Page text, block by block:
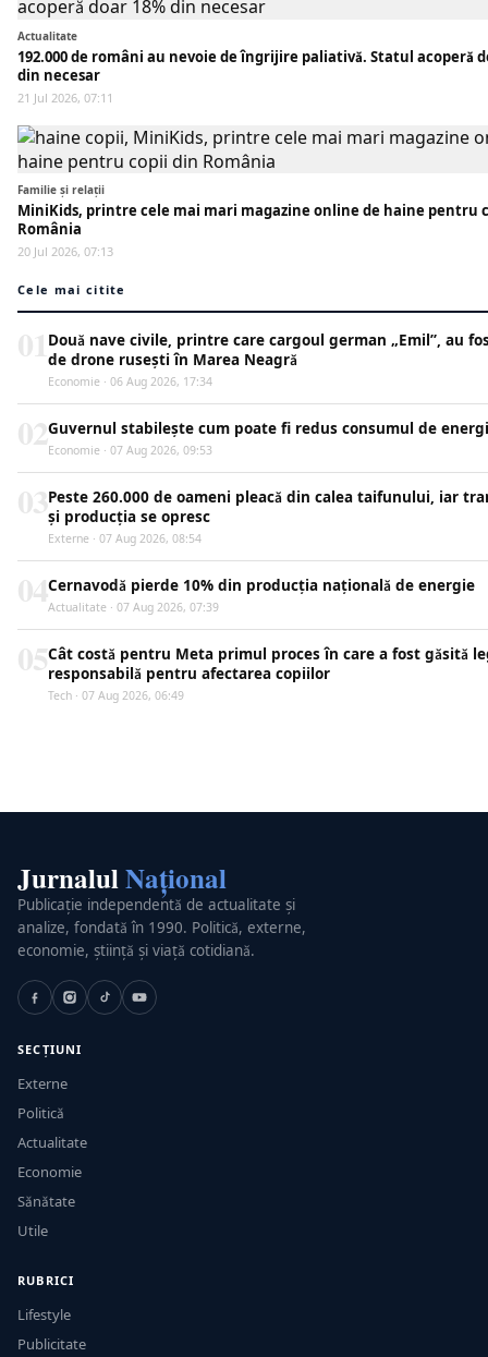
Actualitate
192.000 de români au nevoie de îngrijire paliativă. Statul acoperă
din necesar
21 Jul 2026, 07:11
Familie și relații
MiniKids, printre cele mai mari magazine online de haine pentru
România
20 Jul 2026, 07:13
Cele mai citite
Două nave civile, printre care cargoul german „Emil”, au
de drone rusești în Marea Neagră
Economie · 06 Aug 2026, 17:34
Guvernul stabilește cum poate fi redus consumul de
Economie · 07 Aug 2026, 09:53
Peste 260.000 de oameni pleacă din calea taifunului, iar
și producția se opresc
Externe · 07 Aug 2026, 08:54
Cernavodă pierde 10% din producția națională de energie
Actualitate · 07 Aug 2026, 07:39
Cât costă pentru Meta primul proces în care a fost găsită
responsabilă pentru afectarea copiilor
Tech · 07 Aug 2026, 06:49
JurnalulNațional
Publicație independentă de actualitate și
analize, fondată în 1990. Politică, externe,
economie, știință și viață cotidiană.
SECȚIUNI
Externe
Politică
Actualitate
Economie
Sănătate
Utile
RUBRICI
Lifestyle
Publicitate